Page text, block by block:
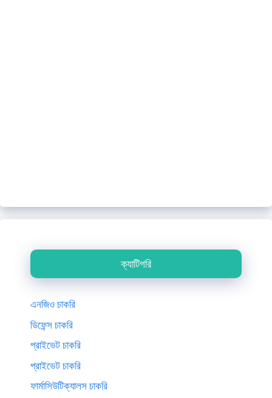
ক্যাটিগরি
এনজিও চাকরি
ডিফেন্স চাকরি
প্রাইভেট চাকরি
প্রাইভেট চাকরি
ফার্মাসিউটিক্যালস চাকরি